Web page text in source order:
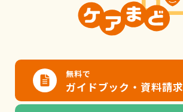
無料で
ガイドブック・資料請求